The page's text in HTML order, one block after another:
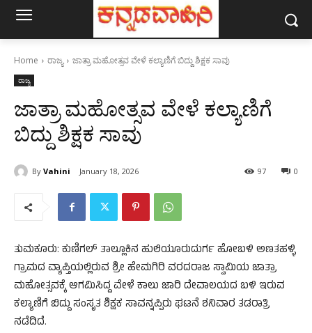
Home ರಾಜ್ಯ ಜಾತ್ರಾ ಮಹೋತ್ಸವ ವೇಳೆ ಕಲ್ಯಾಣಿಗೆ ಬಿದ್ದು ಶಿಕ್ಷಕ ಸಾವು
ರಾಜ್ಯ
ಜಾತ್ರಾ ಮಹೋತ್ಸವ ವೇಳೆ ಕಲ್ಯಾಣಿಗೆ
ಬಿದ್ದು ಶಿಕ್ಷಕ ಸಾವು
By Vahini January 18, 2026 0
97
ತುಮಕೂರು: ಕುಣಿಗಲ್ ತಾಲ್ಲೂಕಿನ ಹುಲಿಯೂರುದುರ್ಗ ಹೋಬಳಿ ಅಣತಹಳ್ಳಿ
ಗ್ರಾಮದ ವ್ಯಾಪ್ತಿಯಲ್ಲಿರುವ ಶ್ರೀ ಹೇಮಗಿರಿ ವರದರಾಜ ಸ್ವಾಮಿಯ ಜಾತ್ರಾ
ಮಹೋತ್ಸವಕ್ಕೆ ಆಗಮಿಸಿದ್ದ ವೇಳೆ ಕಾಲು ಜಾರಿ ದೇವಾಲಯದ ಬಳಿ ಇರುವ
ಕಲ್ಯಾಣಿಗೆ ಬಿದ್ದು ಸಂಸೃತ ಶಿಕ್ಷಕ ಸಾವನ್ನಪ್ಪಿರು ಘಟನೆ ಶನಿವಾರ ತಡರಾತ್ರಿ
ನಡೆದಿದೆ.